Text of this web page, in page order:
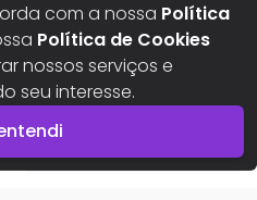
com a nossa Política
Política de Cookies
nossos serviços e
seu interesse.
novo lar
Imóvel indisponível